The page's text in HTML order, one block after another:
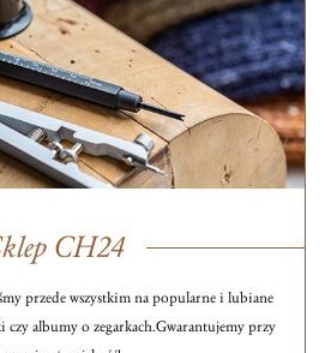
CH24
przede wszystkim na popularne i lubiane
czy albumy o zegarkach.Gwarantujemy przy